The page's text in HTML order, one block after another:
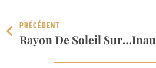
PRÉCÉDENT
Rayon De Soleil Sur Un Château En Restauration